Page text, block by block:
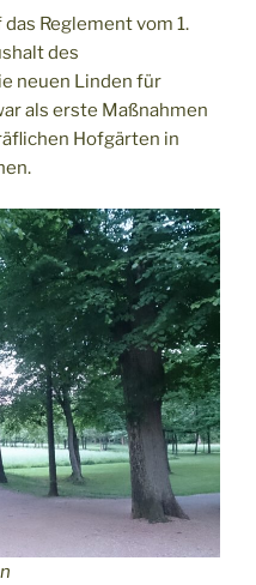
Reglement vom 1.
des
neuen Linden für
als erste Maßnahmen
Hofgärten in